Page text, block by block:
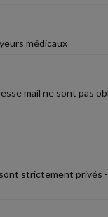
médicaux
mail ne sont pas
strictement